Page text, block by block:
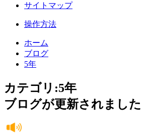
サイトマップ
操作方法
ホーム
ブログ
5年
カテゴリ:5年
ブログが更新されました